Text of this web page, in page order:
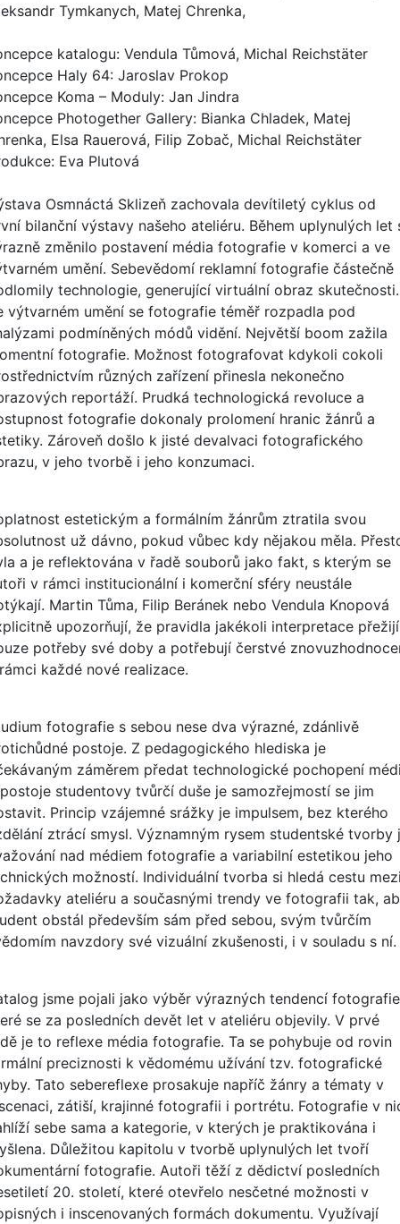
Tymkanych, Matej Chrenka,
katalogu: Vendula Tůmová, Michal Reichstäter
Haly 64: Jaroslav Prokop
Koma – Moduly: Jan Jindra
Photogether Gallery: Bianka Chladek, Matej
Elsa Rauerová, Filip Zobač, Michal Reichstäter
Eva Plutová
Osmnáctá Sklizeň zachovala devítiletý cyklus od
bilanční výstavy našeho ateliéru. Během uplynulých let
změnilo postavení média fotografie v komerci a ve
umění. Sebevědomí reklamní fotografie částečně
technologie, generující virtuální obraz skutečnosti.
výtvarném umění se fotografie téměř rozpadla pod
podmíněných módů vidění. Největší boom zažila
fotografie. Možnost fotografovat kdykoli cokoli
různých zařízení přinesla nekonečno
reportáží. Prudká technologická revoluce a
fotografie dokonaly prolomení hranic žánrů a
Zároveň došlo k jisté devalvaci fotografického
v jeho tvorbě i jeho konzumaci.
estetickým a formálním žánrům ztratila svou
už dávno, pokud vůbec kdy nějakou měla.
a je reflektována v řadě souborů jako fakt, s kterým se
v rámci institucionální i komerční sféry neustále
Martin Tůma, Filip Beránek nebo Vendula Knopová
upozorňují, že pravidla jakékoli interpretace přežijí
potřeby své doby a potřebují čerstvé
každé nové realizace.
fotografie s sebou nese dva výrazné, zdánlivě
postoje. Z pedagogického hlediska je
záměrem předat technologické pochopení
studentovy tvůrčí duše je samozřejmostí se jim
Princip vzájemné srážky je impulsem, bez kterého
ztrácí smysl. Významným rysem studentské tvorby
nad médiem fotografie a variabilní estetikou jeho
možností. Individuální tvorba si hledá cestu
ateliéru a současnými trendy ve fotografii tak,
obstál především sám před sebou, svým tvůrčím
navzdory své vizuální zkušenosti, i v souladu s ní.
jsme pojali jako výběr výrazných tendencí
se za posledních devět let v ateliéru objevily. V prvé
je to reflexe média fotografie. Ta se pohybuje od rovin
preciznosti k vědomému užívání tzv. fotografické
Tato sebereflexe prosakuje napříč žánry a tématy v
zátiší, krajinné fotografii i portrétu. Fotografie v
sebe sama a kategorie, v kterých je praktikována i
Důležitou kapitolu v tvorbě uplynulých let tvoří
fotografie. Autoři těží z dědictví posledních
20. století, které otevřelo nesčetné možnosti v
i inscenovaných formách dokumentu. Využívají